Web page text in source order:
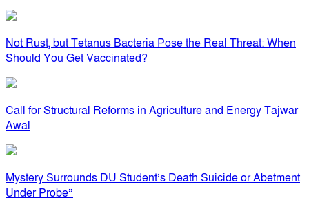
Not Rust, but Tetanus Bacteria Pose the Real Threat: When
Should You Get Vaccinated?
Call for Structural Reforms in Agriculture and Energy Tajwar
Awal
Mystery Surrounds DU Student’s Death Suicide or Abetment
Under Probe”